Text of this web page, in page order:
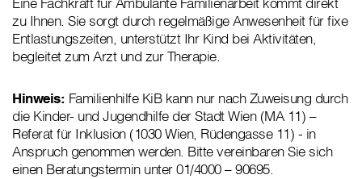
zu Ihnen. Sie sorgt durch regelmäßige Anwesenheit für fixe
Entlastungszeiten, unterstützt Ihr Kind bei Aktivitäten,
begleitet zum Arzt und zur Therapie.
Hinweis: Familienhilfe KiB kann nur nach Zuweisung durch
die Kinder- und Jugendhilfe der Stadt Wien (MA 11) –
Referat für Inklusion (1030 Wien, Rüdengasse 11) - in
Anspruch genommen werden. Bitte vereinbaren Sie sich
einen Beratungstermin unter 01/4000 – 90695.